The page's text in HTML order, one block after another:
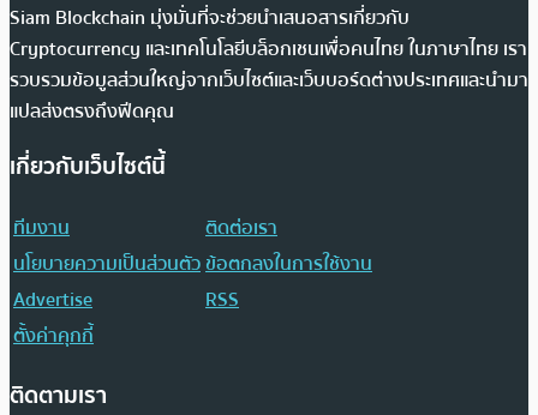
Siam Blockchain มุ่งมั่นที่จะช่วยนำเสนอสารเกี่ยวกับ
Cryptocurrency และเทคโนโลยีบล็อกเชนเพื่อคนไทย ในภาษาไทย เรา
รวบรวมข้อมูลส่วนใหญ่จากเว็บไซต์และเว็บบอร์ดต่างประเทศและนำมา
แปลส่งตรงถึงฟีดคุณ
เกี่ยวกับเว็บไซต์นี้
ทีมงาน
ติดต่อเรา
นโยบายความเป็นส่วนตัวข้อตกลงในการใช้งาน
Advertise
RSS
ตั้งค่าคุกกี้
ติดตามเรา